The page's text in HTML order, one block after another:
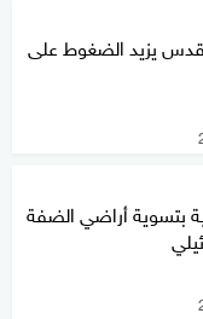
يزيد الضغوط على
بتسوية أراضي الضفة